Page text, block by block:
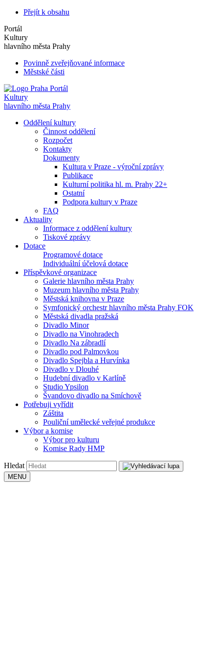
Přejít k obsahu
Portál
Kultury
hlavního města Prahy
Povinně zveřejňované informace
Městské části
Portál
Kultury
hlavního města Prahy
Oddělení kultury
Činnost oddělení
Rozpočet
Kontakty
Dokumenty
Kultura v Praze - výroční zprávy
Publikace
Kulturní politika hl. m. Prahy 22+
Ostatní
Podpora kultury v Praze
FAQ
Aktuality
Informace z oddělení kultury
Tiskové zprávy
Dotace
Programové dotace
Individuální účelová dotace
Příspěvkové organizace
Galerie hlavního města Prahy
Muzeum hlavního města Prahy
Městská knihovna v Praze
Symfonický orchestr hlavního města Prahy FOK
Městská divadla pražská
Divadlo Minor
Divadlo na Vinohradech
Divadlo Na zábradlí
Divadlo pod Palmovkou
Divadlo Spejbla a Hurvínka
Divadlo v Dlouhé
Hudební divadlo v Karlíně
Studio Ypsilon
Švandovo divadlo na Smíchově
Potřebuji vyřídit
Záštita
Pouliční umělecké veřejné produkce
Výbor a komise
Výbor pro kulturu
Komise Rady HMP
Hledat
MENU